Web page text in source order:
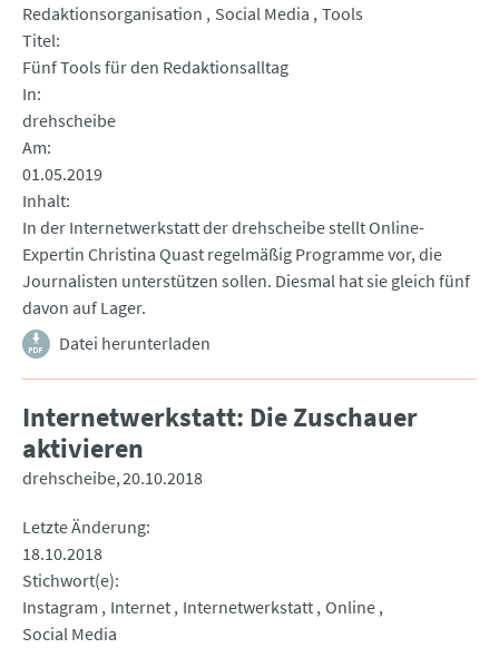
Redaktionsorganisation
Social Media Tools
Titel
Fünf Tools für den Redaktionsalltag
In
drehscheibe
Am
01.05.2019
Inhalt
In der Internetwerkstatt der drehscheibe stellt Online-
Expertin Christina Quast regelmäßig Programme vor, die
Journalisten unterstützen sollen. Diesmal hat sie gleich fünf
davon auf Lager.
Datei herunterladen
Internetwerkstatt: Die Zuschauer
aktivieren
drehscheibe 20.10.2018
Letzte Änderung
18.10.2018
Stichwort(e)
Instagram
Internet Internetwerkstatt Online
Social Media